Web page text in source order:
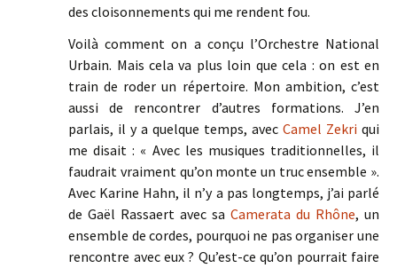
des cloisonnements qui me rendent fou.
Voilà comment on a conçu l’Orchestre National
Urbain. Mais cela va plus loin que cela : on est en
train de roder un répertoire. Mon ambition, c’est
aussi de rencontrer d’autres formations. J’en
parlais, il y a quelque temps, avecCamel Zekri qui
me disait : « Avec les musiques traditionnelles, il
faudrait vraiment qu’on monte un truc ensemble ».
Avec Karine Hahn, il n’y a pas longtemps, j’ai parlé
de Gaël Rassaert avec saCamerata du Rhône, un
ensemble de cordes, pourquoi ne pas organiser une
rencontre avec eux ? Qu’est-ce qu’on pourrait faire